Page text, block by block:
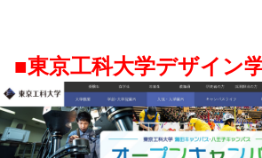
■東京工科大学デザイン